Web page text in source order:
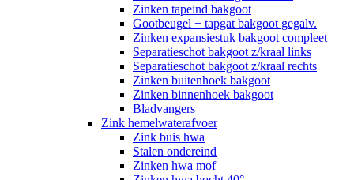
Zinken tapeind bakgoot
Gootbeugel + tapgat bakgoot gegalv.
Zinken expansiestuk bakgoot compleet
Separatieschot bakgoot z/kraal links
Separatieschot bakgoot z/kraal rechts
Zinken buitenhoek bakgoot
Zinken binnenhoek bakgoot
Bladvangers
Zink hemelwaterafvoer
Zink buis hwa
Stalen ondereind
Zinken hwa mof